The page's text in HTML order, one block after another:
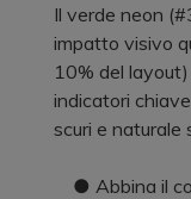
Il verde neon
impatto visivo
10% del
indicatori
scuri e naturale
● Abbina il